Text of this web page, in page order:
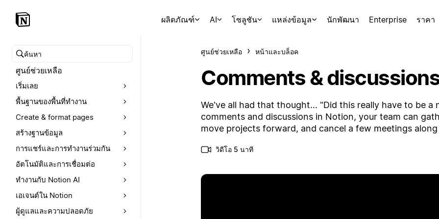
ผลิตภัณฑ์ AI โซลูชัน แหล่งข้อมูล นักพัฒนา Enterprise ราคา
ค้นหาศูนย์ช่วยเหลือ
ศูนย์ช่วยเหลือ
เริ่มเลย
พื้นฐานของพื้นที่ทำงาน
Create & format pages
สร้างฐานข้อมูล
การแชร์และการทำงานร่วมกัน
อัตโนมัติและการเชื่อมต่อ
ทำงานกับ Notion AI
เอเจนต์ใน Notion
ผู้ดูแลและความปลอดภัย
ศูนย์ช่วยเหลือ หน้าและบล็อค
Comments &
We've all had that thought... "Did this really have to be a
comments and discussions in Notion, your team can
move projects forward, and cancel a few meetings
วิดีโอ 5 นาที